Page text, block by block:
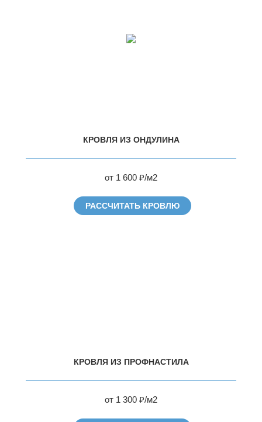
КРОВЛЯ ИЗ ОНДУЛИНА
от 1 600 ₽/м2
РАССЧИТАТЬ КРОВЛЮ
КРОВЛЯ ИЗ ПРОФНАСТИЛА
от 1 300 ₽/м2